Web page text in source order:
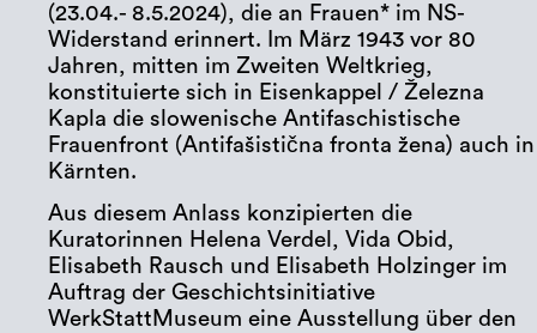
(23.04.- 8.5.2024), die an Frauen* im NS-
Widerstand erinnert. Im März 1943 vor 80
Jahren, mitten im Zweiten Weltkrieg,
konstituierte sich in Eisenkappel / Železna
Kapla die slowenische Antifaschistische
Frauenfront (Antifašistična fronta žena) auch in
Kärnten.
Aus diesem Anlass konzipierten die
Kuratorinnen Helena Verdel, Vida Obid,
Elisabeth Rausch und Elisabeth Holzinger im
Auftrag der Geschichtsinitiative
WerkStattMuseum eine Ausstellung über den